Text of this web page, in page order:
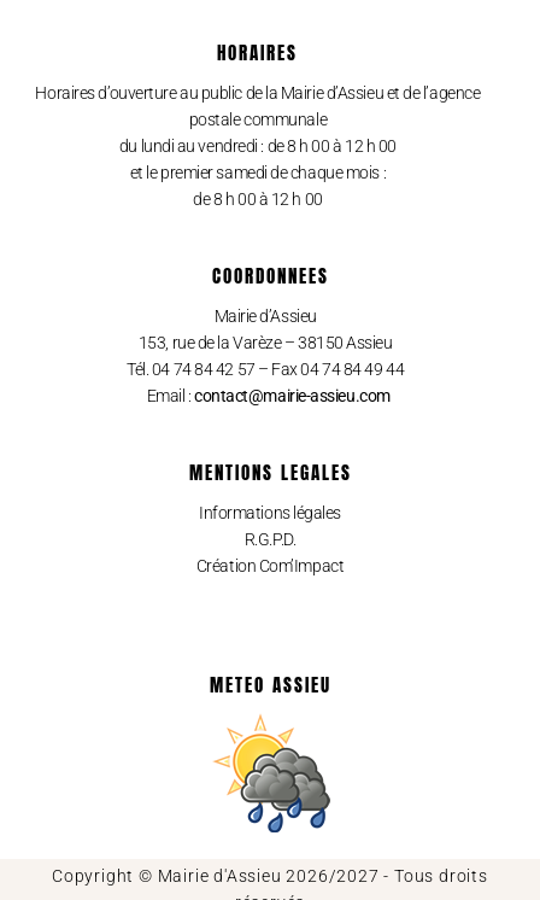
HORAIRES
Horaires d’ouverture au public de la Mairie d’Assieu et de l’agence
postale communale
du lundi au vendredi : de 8 h 00 à 12 h 00
et le premier samedi de chaque mois :
de 8 h 00 à 12 h 00
COORDONNEES
Mairie d’Assieu
153, rue de la Varèze – 38150 Assieu
Tél. 04 74 84 42 57 – Fax 04 74 84 49 44
Email :contact@mairie-assieu.com
MENTIONS LEGALES
Informations légales
R.G.P.D.
Création Com’Impact
METEO ASSIEU
Copyright © Mairie d'Assieu 2026/2027 - Tous droits